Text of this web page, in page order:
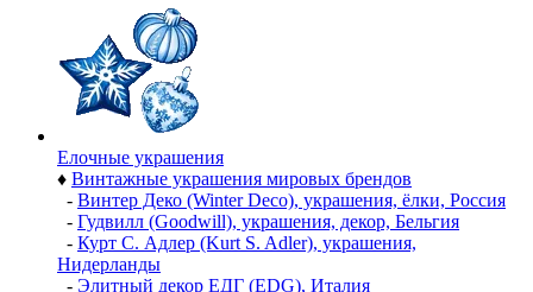
Елочные украшения
♦ Винтажные украшения мировых брендов
- Винтер Деко (Winter Deco), украшения, ёлки, Россия
- Гудвилл (Goodwill), украшения, декор, Бельгия
- Курт С. Адлер (Kurt S. Adler), украшения,
Нидерланды
- Элитный декор ЕДГ (EDG), Италия